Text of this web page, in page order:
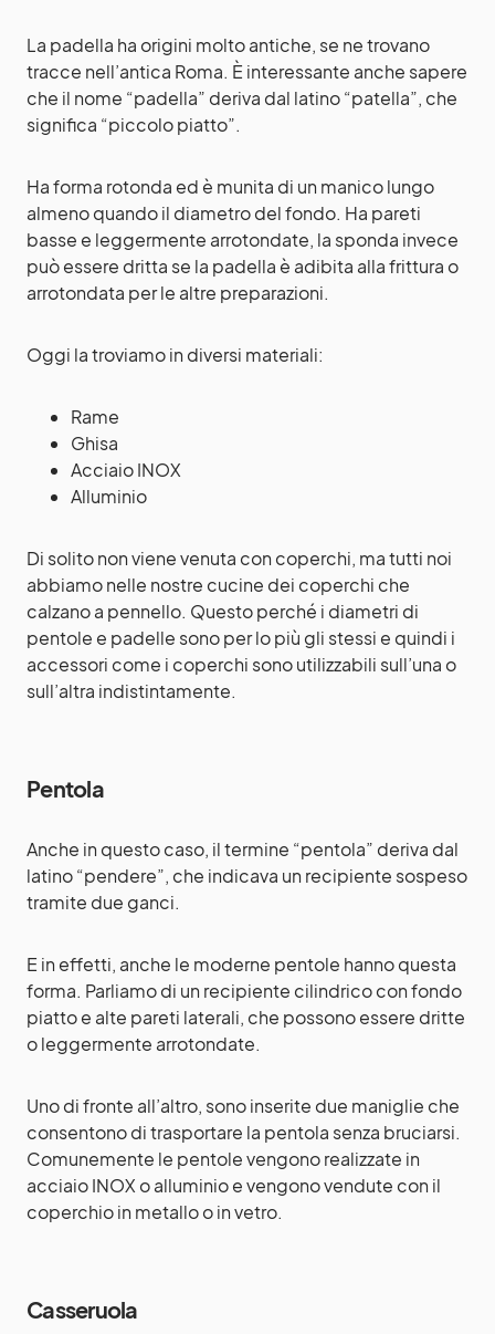
La padella ha origini molto antiche, se ne trovano
tracce nell’antica Roma. È interessante anche sapere
che il nome “padella” deriva dal latino “patella”, che
significa “piccolo piatto”.
Ha forma rotonda ed è munita di un manico lungo
almeno quando il diametro del fondo. Ha pareti
basse e leggermente arrotondate, la sponda invece
può essere dritta se la padella è adibita alla frittura o
arrotondata per le altre preparazioni.
Oggi la troviamo in diversi materiali:
Rame
Ghisa
Acciaio INOX
Alluminio
Di solito non viene venuta con coperchi, ma tutti noi
abbiamo nelle nostre cucine dei coperchi che
calzano a pennello. Questo perché i diametri di
pentole e padelle sono per lo più gli stessi e quindi i
accessori come i coperchi sono utilizzabili sull’una o
sull’altra indistintamente.
Pentola
Anche in questo caso, il termine “pentola” deriva dal
latino “pendere”, che indicava un recipiente sospeso
tramite due ganci.
E in effetti, anche le moderne pentole hanno questa
forma. Parliamo di un recipiente cilindrico con fondo
piatto e alte pareti laterali, che possono essere dritte
o leggermente arrotondate.
Uno di fronte all’altro, sono inserite due maniglie che
consentono di trasportare la pentola senza bruciarsi.
Comunemente le pentole vengono realizzate in
acciaio INOX o alluminio e vengono vendute con il
coperchio in metallo o in vetro.
Casseruola